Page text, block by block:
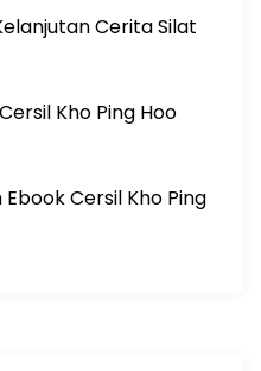
Cerita Silat
Kho Ping Hoo
Ebook Cersil Kho Ping